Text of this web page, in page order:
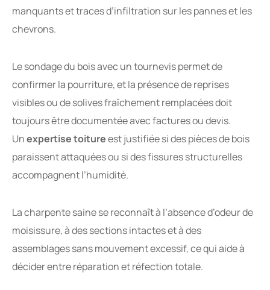
manquants et traces d’infiltration sur les pannes et les
chevrons.
Le sondage du bois avec un tournevis permet de
confirmer la pourriture, et la présence de reprises
visibles ou de solives fraîchement remplacées doit
toujours être documentée avec factures ou devis.
Unexpertise toitureest justifiée si des pièces de bois
paraissent attaquées ou si des fissures structurelles
accompagnent l’humidité.
La charpente saine se reconnaît à l’absence d’odeur de
moisissure, à des sections intactes et à des
assemblages sans mouvement excessif, ce qui aide à
décider entre réparation et réfection totale.